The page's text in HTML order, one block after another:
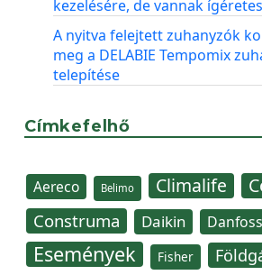
kezelésére, de vannak
A nyitva felejtett zuhanyzók
meg a DELABIE Tempomix
telepítése
Címkefelhő
Aereco Belimo Climalife
Construma Daikin Danfoss
Események Fisher